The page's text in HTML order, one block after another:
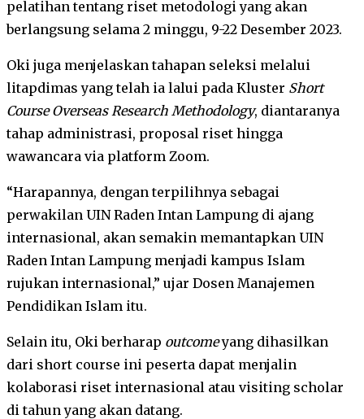
pelatihan tentang riset metodologi yang akan
berlangsung selama 2 minggu, 9-22 Desember 2023.
Oki juga menjelaskan tahapan seleksi melalui
litapdimas yang telah ia lalui pada Kluster Short
Course Overseas Research Methodology, diantaranya
tahap administrasi, proposal riset hingga
wawancara via platform Zoom.
“Harapannya, dengan terpilihnya sebagai
perwakilan UIN Raden Intan Lampung di ajang
internasional, akan semakin memantapkan UIN
Raden Intan Lampung menjadi kampus Islam
rujukan internasional,” ujar Dosen Manajemen
Pendidikan Islam itu.
Selain itu, Oki berharap outcomeyang dihasilkan
dari short course ini peserta dapat menjalin
kolaborasi riset internasional atau visiting scholar
di tahun yang akan datang.